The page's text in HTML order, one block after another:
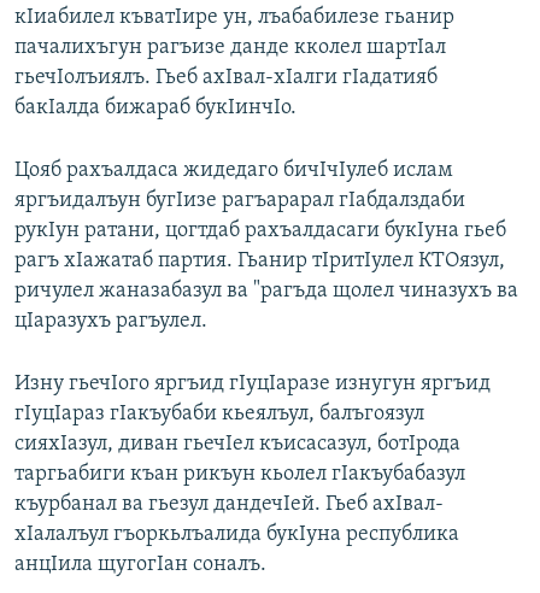
кIиабилел къватIире ун, лъабабилезе гьанир
пачалихъгун рагъизе данде кколел шартIал
гьечIолъиялъ. Гьеб ахIвал-хIалги гIадатияб
бакIалда бижараб букIинчIо.
Цояб рахъалдаса жидедаго бичIчIулеб ислам
яргъидалъун бугIизе рагъарарал гIабдалздаби
рукIун ратани, цогтдаб рахъалдасаги букIуна гьеб
рагъ хIажатаб партия. Гьанир тIритIулел КТОязул,
ричулел жаназабазул ва "рагъда щолел чиназухъ ва
цIаразухъ рагъулел.
Изну гьечIого яргъид гIуцIаразе изнугун яргъид
гIуцIараз гIакъубаби кьеялъул, балъгоязул
сияхIазул, диван гьечIел къисасазул, ботIрода
таргьабиги къан рикъун кьолел гIакъубабазул
къурбанал ва гьезул дандечIей. Гьеб ахIвал-
хIалалъул гъоркьлъалида букIуна республика
анцIила щугогIан соналъ.